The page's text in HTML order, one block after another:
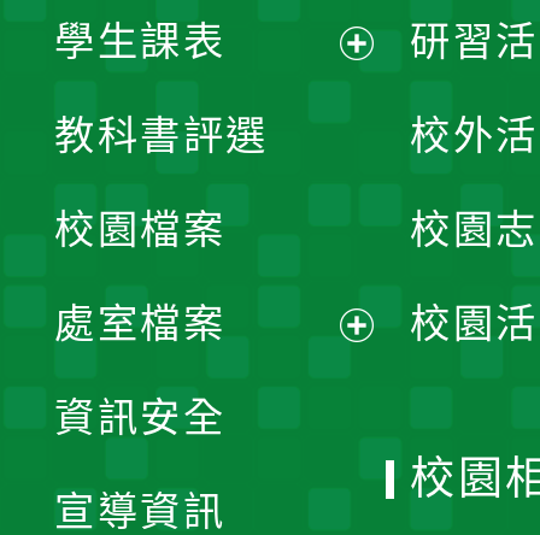
學生課表
單
教科書評選
校園檔案
處室檔案
資訊安全
宣導資訊
研習
校外
校園
校園
校園